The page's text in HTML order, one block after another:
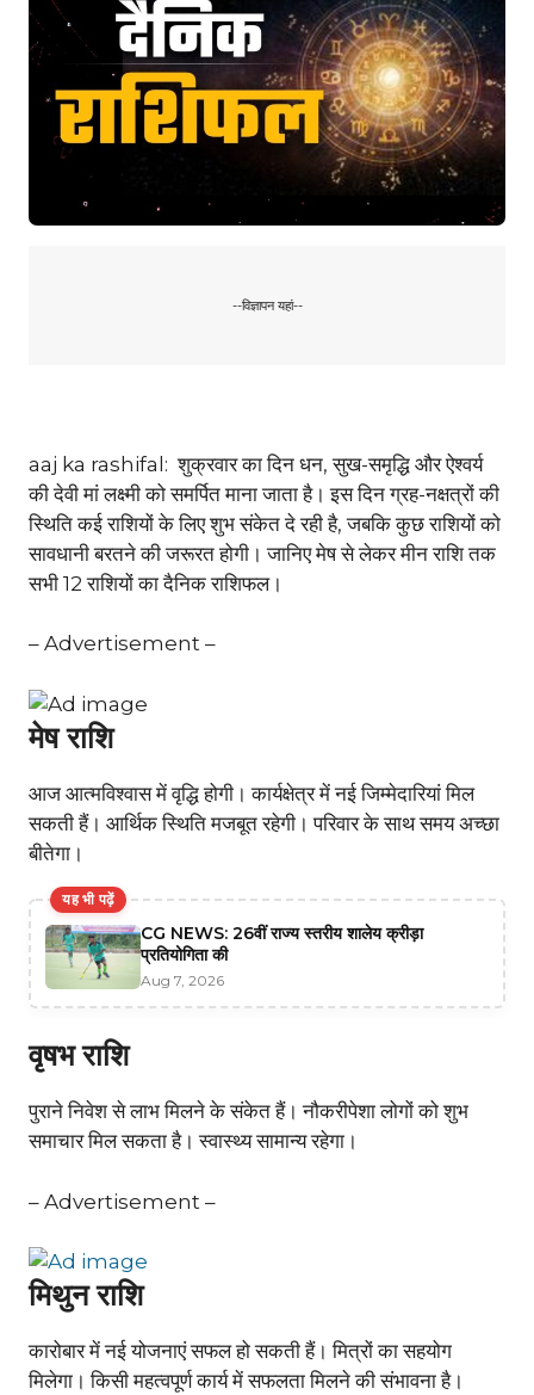
--विज्ञापन यहां--
aaj ka rashifal: शुक्रवार का दिन धन, सुख-समृद्धि और ऐश्वर्य
की देवी मां लक्ष्मी को समर्पित माना जाता है। इस दिन ग्रह-नक्षत्रों की
स्थिति कई राशियों के लिए शुभ संकेत दे रही है, जबकि कुछ राशियों को
सावधानी बरतने की जरूरत होगी। जानिए मेष से लेकर मीन राशि तक
सभी 12 राशियों का दैनिक राशिफल।
– Advertisement –
मेष राशि
आज आत्मविश्वास में वृद्धि होगी। कार्यक्षेत्र में नई जिम्मेदारियां मिल
सकती हैं। आर्थिक स्थिति मजबूत रहेगी। परिवार के साथ समय अच्छा
बीतेगा।
यह भी पढ़ें
CG NEWS: 26वीं राज्य स्तरीय शालेय क्रीड़ा
प्रतियोगिता की
Aug 7, 2026
वृषभ राशि
पुराने निवेश से लाभ मिलने के संकेत हैं। नौकरीपेशा लोगों को शुभ
समाचार मिल सकता है। स्वास्थ्य सामान्य रहेगा।
– Advertisement –
मिथुन राशि
कारोबार में नई योजनाएं सफल हो सकती हैं। मित्रों का सहयोग
मिलेगा। किसी महत्वपूर्ण कार्य में सफलता मिलने की संभावना है।